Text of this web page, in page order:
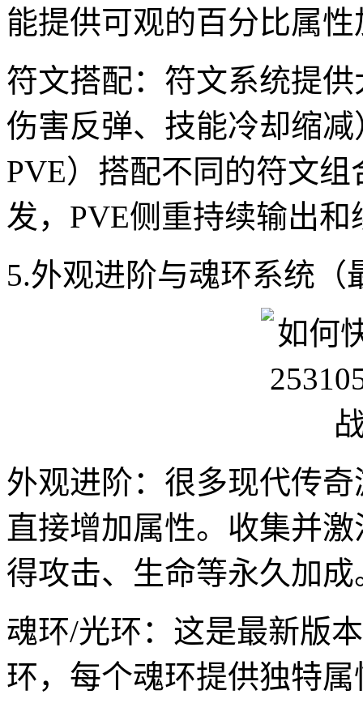
能提供可观的百分比属性
符文搭配：符文系统提
伤害反弹、技能冷却缩
PVE）搭配不同的符文
发，PVE侧重持续输出和
5.外观进阶与魂环系统（
外观进阶：很多现代传
直接增加属性。收集并
得攻击、生命等永久加成
魂环/光环：这是最新版
环，每个魂环提供独特